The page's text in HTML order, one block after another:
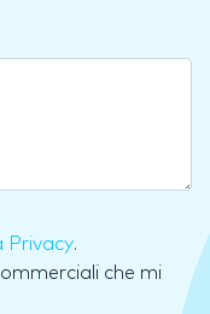
Privacy.
che mi